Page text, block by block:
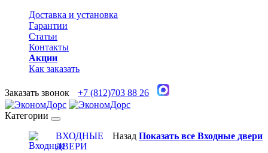
Доставка и установка
Гарантии
Статьи
Контакты
Акции
Как заказать
Заказать звонок +7 (812)703 88 26
Категории
ВХОДНЫЕ
ДВЕРИ
Назад Показать все Входные двери